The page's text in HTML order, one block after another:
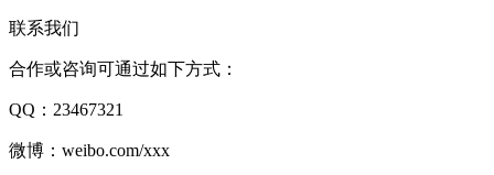
联系我们
合作或咨询可通过如下方式：
QQ：23467321
微博：weibo.com/xxx